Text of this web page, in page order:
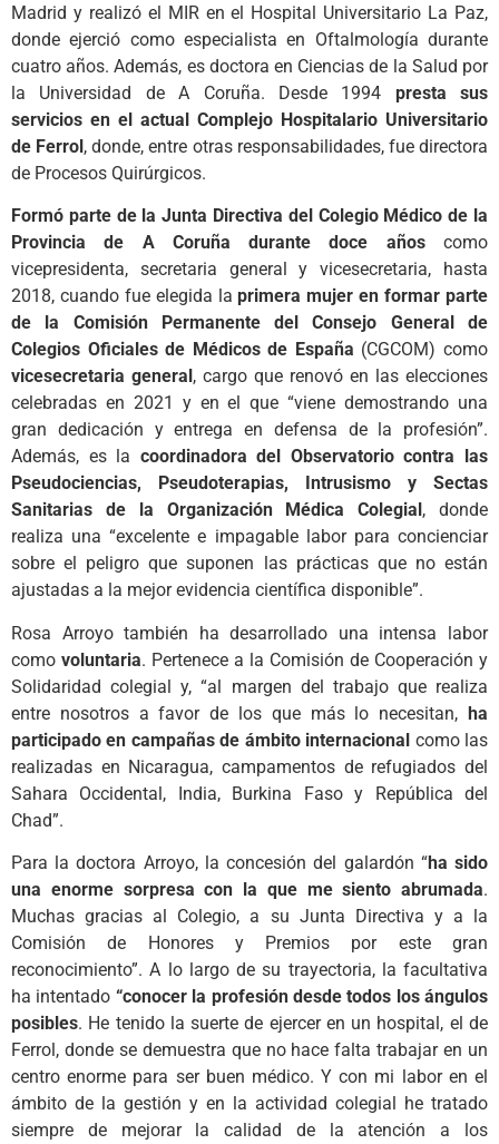
Madrid y realizó el MIR en el Hospital Universitario La Paz,
donde ejerció como especialista en Oftalmología durante
cuatro años. Además, es doctora en Ciencias de la Salud por
la Universidad de A Coruña. Desde 1994 presta sus
servicios en el actual Complejo Hospitalario Universitario
de Ferrol, donde, entre otras responsabilidades, fue directora
de Procesos Quirúrgicos.
Formó parte de la Junta Directiva del Colegio Médico de la
Provincia de A Coruña durante doce añoscomo
vicepresidenta, secretaria general y vicesecretaria, hasta
2018, cuando fue elegida laprimera mujer en formar parte
de la Comisión Permanente del Consejo General de
Colegios Oficiales de Médicos de España (CGCOM) como
vicesecretaria general , cargo que renovó en las elecciones
celebradas en 2021 y en el que “viene demostrando una
gran dedicación y entrega en defensa de la profesión”.
Además, es la coordinadora del Observatorio contra las
Pseudociencias, Pseudoterapias, Intrusismo y Sectas
Sanitarias de la Organización Médica Colegial , donde
realiza una “excelente e impagable labor para concienciar
sobre el peligro que suponen las prácticas que no están
ajustadas a la mejor evidencia científica disponible”.
Rosa Arroyo también ha desarrollado una intensa labor
como voluntaria. Pertenece a la Comisión de Cooperación y
Solidaridad colegial y, “al margen del trabajo que realiza
entre nosotros a favor de los que más lo necesitan, ha
participado en campañas de ámbito internacional como las
realizadas en Nicaragua, campamentos de refugiados del
Sahara Occidental, India, Burkina Faso y República del
Chad”.
Para la doctora Arroyo, la concesión del galardón “ha sido
una enorme sorpresa con la que me siento abrumada.
Muchas gracias al Colegio, a su Junta Directiva y a la
Comisión de Honores y Premios por este gran
reconocimiento”. A lo largo de su trayectoria, la facultativa
ha intentado “conocer la profesión desde todos los ángulos
posibles. He tenido la suerte de ejercer en un hospital, el de
Ferrol, donde se demuestra que no hace falta trabajar en un
centro enorme para ser buen médico. Y con mi labor en el
ámbito de la gestión y en la actividad colegial he tratado
siempre de mejorar la calidad de la atención a los